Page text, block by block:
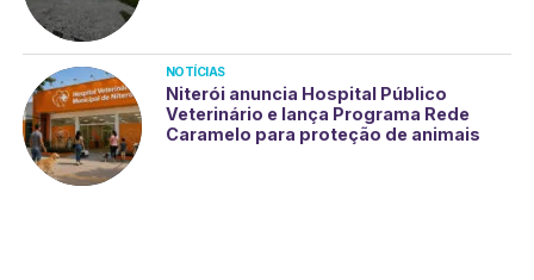
NOTÍCIAS
Niterói anuncia Hospital Público
Veterinário e lança Programa Rede
Caramelo para proteção de animais